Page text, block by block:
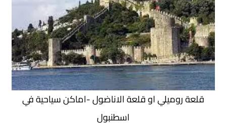
قلعة روميلي او قلعة الاناضول -اماكن سياحية في
اسطنبول